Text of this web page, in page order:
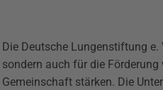
Die Deutsche Lungenstiftung
sondern auch für die
Gemeinschaft stärken. Die